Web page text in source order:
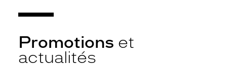
Promotions et
actualités